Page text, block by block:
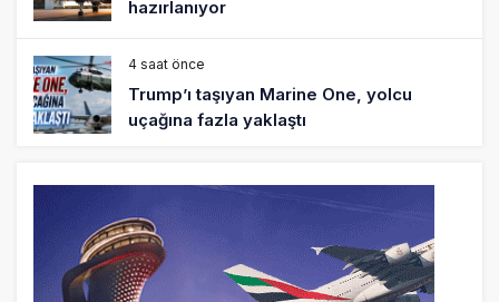
hazırlanıyor
4 saat önce
Trump’ı taşıyan Marine One, yolcu
uçağına fazla yaklaştı
Emirates A380 yolcu rahatsızlanınca
İstanbul’a indi
5 saat önce